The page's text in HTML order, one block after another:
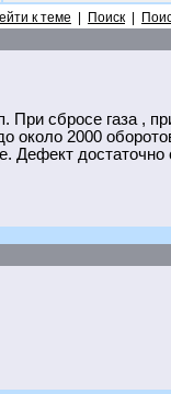
к теме Поиск
При сбросе газа ,
около 2000
Дефект